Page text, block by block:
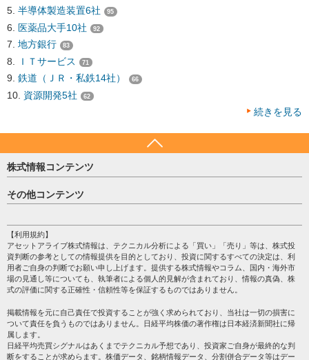
半導体製造装置6社 95
医薬品大手10社 92
地方銀行 83
ＩＴサービス 71
鉄道（ＪＲ・私鉄14社） 66
資源開発5社 62
続きを見る
株式情報コンテンツ
日経平均
売買シグナル
株テーマ情報
海外市況
投資カレンダー
格付け情報
その他コンテンツ
個人情報保護方針
プライバシーポリシー
会社案内
サイトマップ
過去データ
【利用規約】
アセットアライブ株式情報は、テクニカル分析による「買い」「売り」等は、株式投
資判断の参考としての情報提供を目的としており、投資に関するすべての決定は、利
用者ご自身の判断でお願い申し上げます。提供する株式情報やコラム、国内・海外市
場の見通し等についても、執筆者による個人的見解が含まれており、情報の真偽、株
式の評価に関する正確性・信頼性等を保証するものではありません。
掲載情報を元に自己責任で投資することが強く求められており、当社は一切の損害に
ついて責任を負うものではありません。日経平均株価の著作権は日本経済新聞社に帰
属します。
日経平均売買シグナルはあくまでテクニカル予想であり、投資家ご自身が最終的な判
断をすることが求めらます。株価データ、銘柄情報データ、分割併合データ等はデー